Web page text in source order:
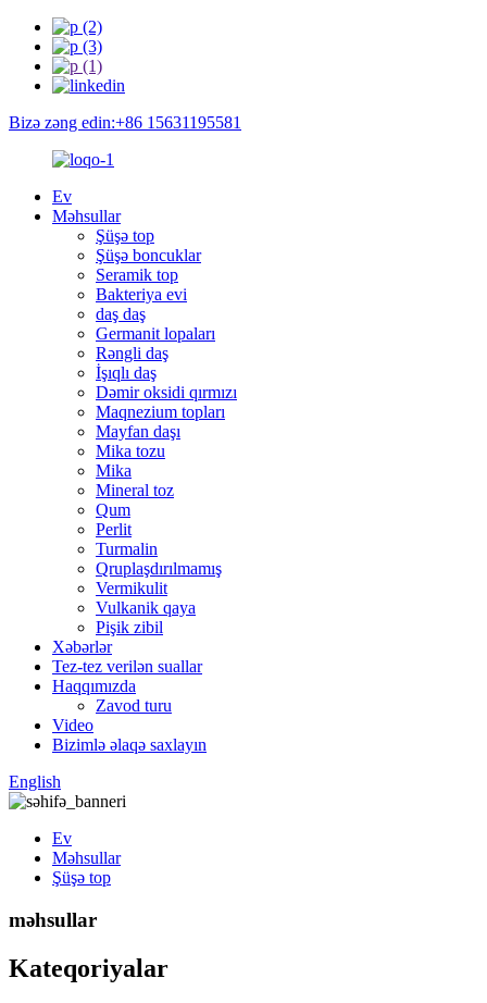
Bizə zəng edin:+86 15631195581
Ev
Məhsullar
Şüşə top
Şüşə boncuklar
Seramik top
Bakteriya evi
daş daş
Germanit lopaları
Rəngli daş
İşıqlı daş
Dəmir oksidi qırmızı
Maqnezium topları
Mayfan daşı
Mika tozu
Mika
Mineral toz
Qum
Perlit
Turmalin
Qruplaşdırılmamış
Vermikulit
Vulkanik qaya
Pişik zibil
Xəbərlər
Tez-tez verilən suallar
Haqqımızda
Zavod turu
Video
Bizimlə əlaqə saxlayın
English
Ev
Məhsullar
Şüşə top
məhsullar
Kateqoriyalar